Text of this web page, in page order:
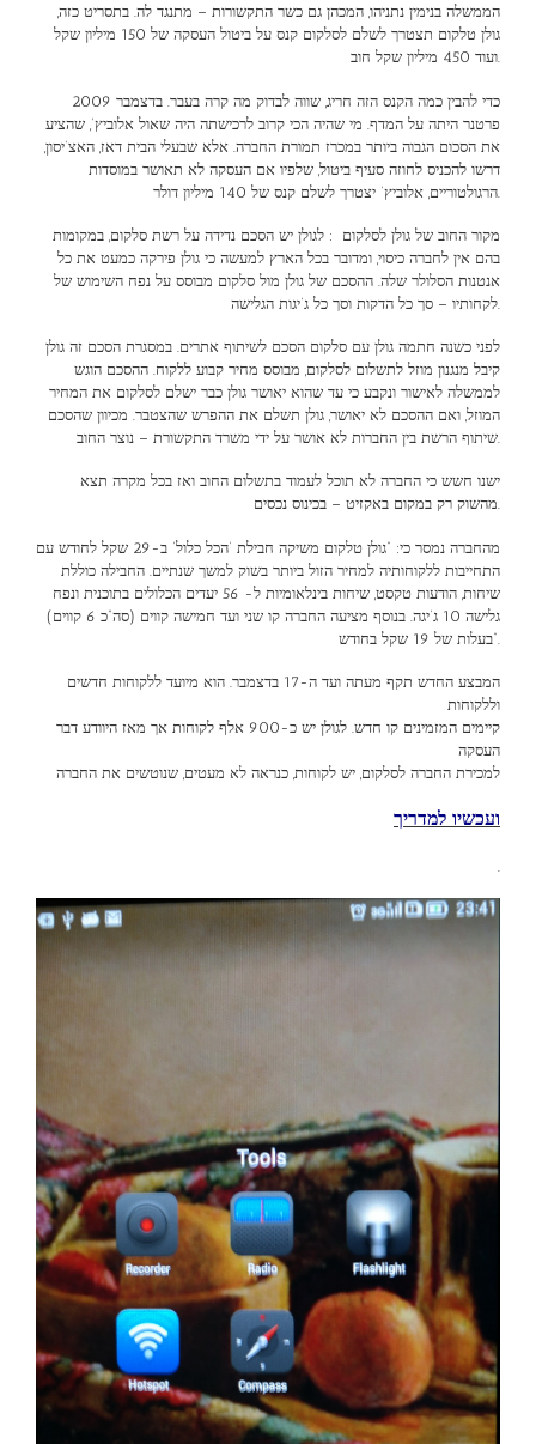
הממשלה בנימין נתניהו, המכהן גם כשר התקשורות – מתנגד לה. בתסריט כזה,
גולן טלקום תצטרך לשלם לסלקום קנס על ביטול העסקה של 150 מיליון שקל
ועוד 450 מיליון שקל חוב.
כדי להבין כמה הקנס הזה חריג, שווה לבדוק מה קרה בעבר. בדצמבר 2009
פרטנר היתה על המדף. מי שהיה הכי קרוב לרכישתה היה שאול אלוביץ’, שהציע
את הסכום הגבוה ביותר במכרז תמורת החברה. אלא שבעלי הבית דאז, האצ’יסון,
דרשו להכניס לחוזה סעיף ביטול, שלפיו אם העסקה לא תאושר במוסדות
מקור החוב של גולן לסלקום : לגולן יש הסכם נדידה על רשת סלקום, במקומות
בהם אין לחברה כיסוי, ומדובר בכל הארץ למעשה כי גולן פירקה כמעט את כל
אנטנות הסלולר שלה. ההסכם של גולן מול סלקום מבוסס על נפח השימוש של
לפני כשנה חתמה גולן עם סלקום הסכם לשיתוף אתרים. במסגרת הסכם זה גולן
קיבל מנגנון מוזל לתשלום לסלקום, מבוסס מחיר קבוע ללקוח. ההסכם הוגש
לממשלה לאישור ונקבע כי עד שהוא יאושר גולן כבר ישלם לסלקום את המחיר
המוזל, ואם ההסכם לא יאושר, גולן תשלם את ההפרש שהצטבר. מכיוון שהסכם
שיתוף הרשת בין החברות לא אושר על ידי משרד התקשורת – נוצר החוב.
ישנו חשש כי החברה לא תוכל לעמוד בתשלום החוב ואז בכל מקרה תצא
מהשוק רק במקום באקזיט – בכינוס נכסים.
מהחברה נמסר כי: “גולן טלקום משיקה חבילת ‘הכל כלול’ ב-29 שקל לחודש עם
התחייבות ללקוחותיה למחיר הזול ביותר בשוק למשך שנתיים. החבילה כוללת
שיחות, הודעות טקסט, שיחות בינלאומיות ל- 56 יעדים הכלולים בתוכנית ונפח
גלישה 10 ג’יגה. בנוסף מציעה החברה קו שני ועד חמישה קווים (סה”כ 6 קווים)
בעלות של 19 שקל בחודש”.
המבצע החדש תקף מעתה ועד ה-17 בדצמבר. הוא מיועד ללקוחות חדשים
וללקוחות
קיימים המזמינים קו חדש. לגולן יש כ-900 אלף לקוחות אך מאז היוודע דבר
העסקה
למכירת החברה לסלקום, יש לקוחות, כנראה לא מעטים, שנוטשים את החברה
ועכשיו למדריך